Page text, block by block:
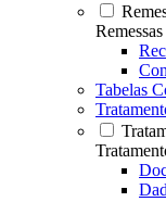
Tabelas